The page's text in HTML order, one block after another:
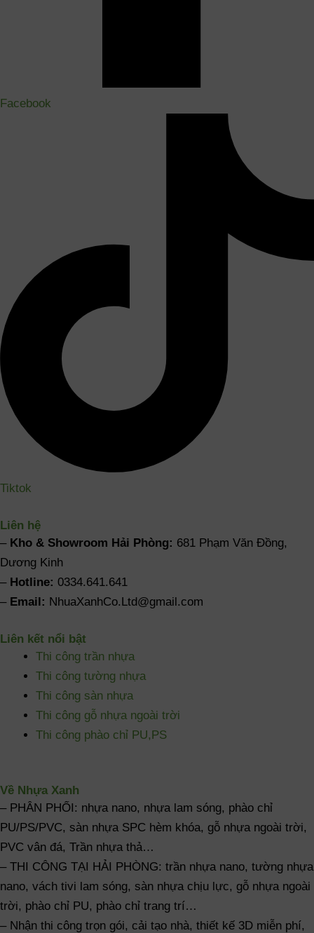
Facebook
Tiktok
Liên hệ
–Kho & Showroom Hải Phòng: 681 Phạm Văn Đồng,
Dương Kinh
–Hotline: 0334.641.641
– Email: NhuaXanhCo.Ltd@gmail.com
Liên kết nổi bật
Thi công trần nhựa
Thi công tường nhựa
Thi công sàn nhựa
Thi công gỗ nhựa ngoài trời
Thi công phào chỉ PU,PS
Về Nhựa Xanh
– PHÂN PHỐI: nhựa nano, nhựa lam sóng, phào chỉ
PU/PS/PVC, sàn nhựa SPC hèm khóa, gỗ nhựa ngoài trời,
PVC vân đá, Trần nhựa thả…
– THI CÔNG TẠI HẢI PHÒNG: trần nhựa nano, tường nhựa
nano, vách tivi lam sóng, sàn nhựa chịu lực, gỗ nhựa ngoài
trời, phào chỉ PU, phào chỉ trang trí…
– Nhận thi công trọn gói, cải tạo nhà, thiết kế 3D miễn phí,